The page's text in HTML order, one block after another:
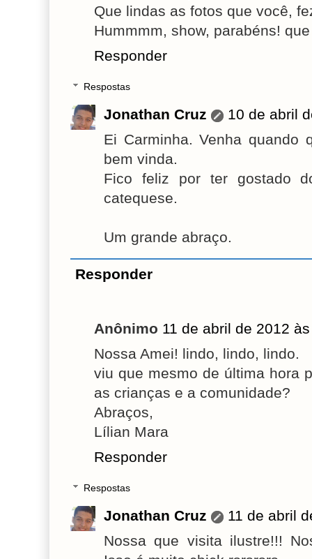
Que lindas as fotos que você,
Hummmm, show, parabéns!
Responder
Respostas
Jonathan Cruz
10 de abril
Ei Carminha. Venha quando
bem vinda.
Fico feliz por ter gostado
catequese.
Um grande abraço.
Responder
Anônimo 11 de abril de 2012
Nossa Amei! lindo, lindo, lindo.
viu que mesmo de última hora
as crianças e a comunidade?
Abraços,
Lílian Mara
Responder
Respostas
Jonathan Cruz
11 de abril
Nossa que visita ilustre!!!